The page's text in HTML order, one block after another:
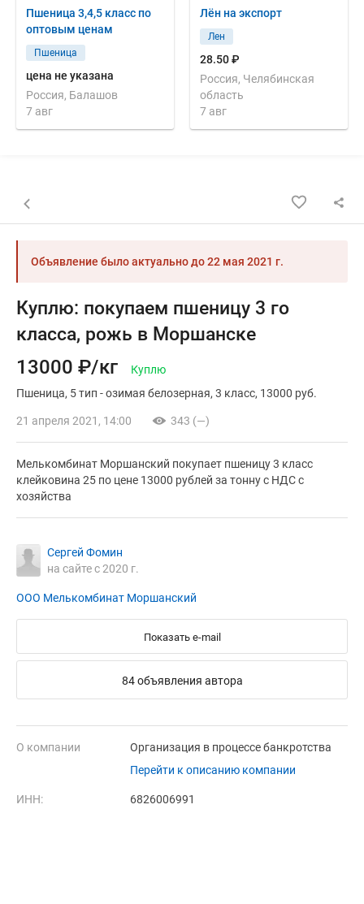
Пшеница 3,4,5 класс по
оптовым ценам
Пшеница
цена не указана
Россия, Балашов
7 авг
Лён на экспорт
Лен
28.50 ₽
Россия, Челябинская
область
7 авг
Назад к списку объявлений
Объявление было актуально до22 мая 2021 г.
Куплю: покупаем пшеницу 3 го
класса, рожь в Моршанске
13000 ₽/кг
Куплю
Пшеница 5 тип - озимая белозерная 3 класс 13000 руб.
21 апреля 2021, 14:00 343 (—)
Мелькомбинат Моршанский покупает пшеницу 3 класс
клейковина 25 по цене 13000 рублей за тонну с НДС с
хозяйства
Сергей Фомин
на сайте с 2020 г.
ООО Мелькомбинат Моршанский
Показать e-mail
84 объявления автора
О компании
Организация в процессе банкротства
Перейти к описанию компании
ИНН: 6826006991